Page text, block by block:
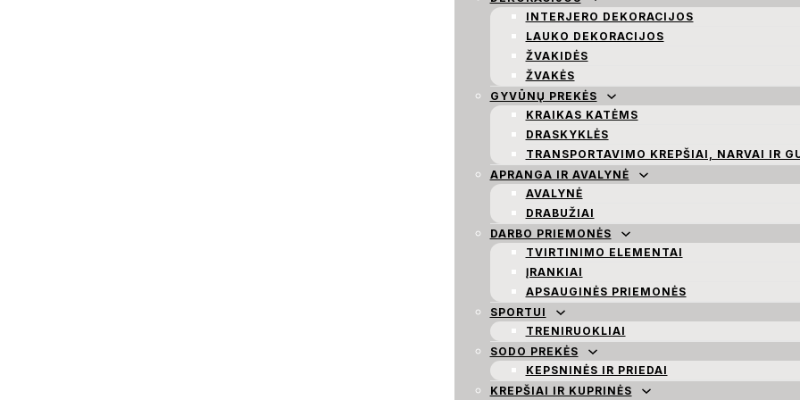
INTERJERO DEKORACIJOS
LAUKO DEKORACIJOS
ŽVAKIDĖS
ŽVAKĖS
GYVŪNŲ PREKĖS
KRAIKAS KATĖMS
DRASKYKLĖS
TRANSPORTAVIMO KREPŠIAI, NARVAI IR
APRANGA IR AVALYNĖ
AVALYNĖ
DRABUŽIAI
DARBO PRIEMONĖS
TVIRTINIMO ELEMENTAI
ĮRANKIAI
APSAUGINĖS PRIEMONĖS
SPORTUI
TRENIRUOKLIAI
SODO PREKĖS
KEPSNINĖS IR PRIEDAI
KREPŠIAI IR KUPRINĖS